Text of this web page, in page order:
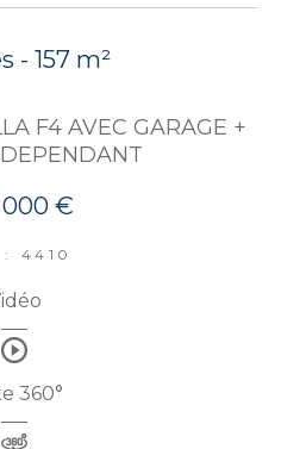
- 157 m²
F4 AVEC GARAGE +
000 €
: 4410
360°